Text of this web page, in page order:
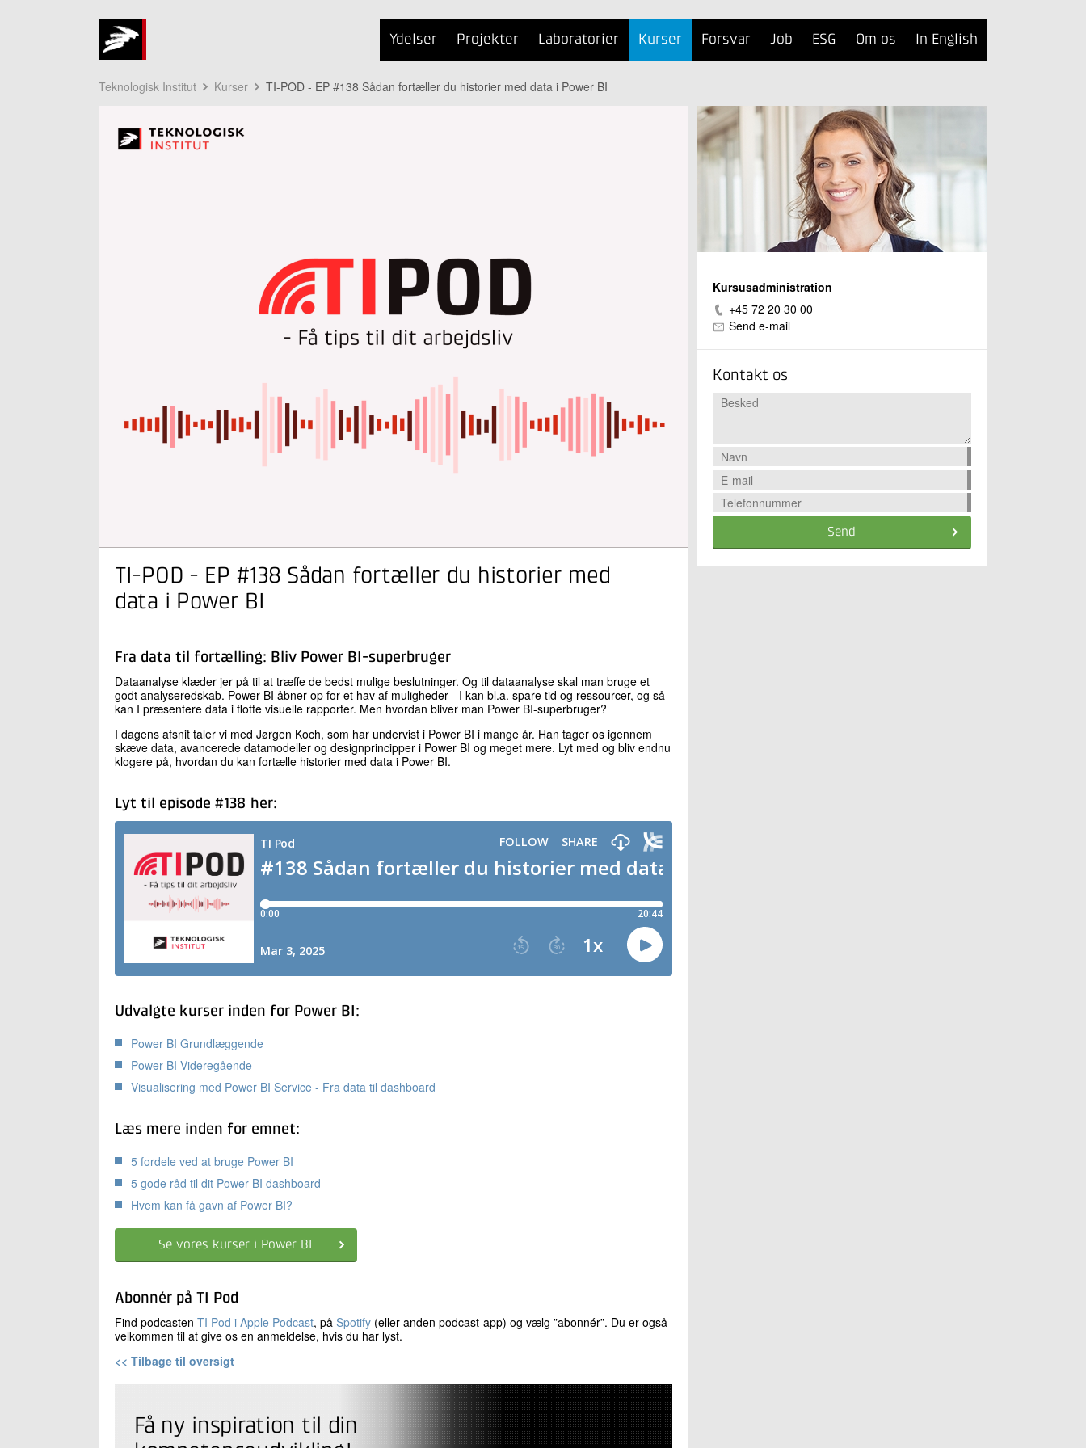
Ydelser Projekter Laboratorier Kurser Forsvar Job ESG Om os In English
Teknologisk Institut Kurser TI-POD - EP #138 Sådan fortæller du historier med data i Power BI
TI-POD - EP #138 Sådan fortæller du historier med
data i Power BI
Fra data til fortælling: Bliv Power BI-superbruger
Dataanalyse klæder jer på til at træffe de bedst mulige beslutninger. Og til dataanalyse skal man bruge et
godt analyseredskab. Power BI åbner op for et hav af muligheder - I kan bl.a. spare tid og ressourcer, og så
kan I præsentere data i flotte visuelle rapporter. Men hvordan bliver man Power BI-superbruger?
I dagens afsnit taler vi med Jørgen Koch, som har undervist i Power BI i mange år. Han tager os igennem
skæve data, avancerede datamodeller og designprincipper i Power BI og meget mere. Lyt med og bliv endnu
klogere på, hvordan du kan fortælle historier med data i Power BI.
Lyt til episode #138 her:
Udvalgte kurser inden for Power BI:
Power BI Grundlæggende
Power BI Videregående
Visualisering med Power BI Service - Fra data til dashboard
Læs mere inden for emnet:
5 fordele ved at bruge Power BI
5 gode råd til dit Power BI dashboard
Hvem kan få gavn af Power BI?
Se vores kurser i Power BI
Abonnér på TI Pod
Find podcasten TI Pod i Apple Podcast, på Spotify (eller anden podcast-app) og vælg ”abonnér”. Du er også
velkommen til at give os en anmeldelse, hvis du har lyst.
<< Tilbage til oversigt
Få ny inspiration til din
Kursusadministration
+45 72 20 30 00
Send e-mail
Kontakt os
Send